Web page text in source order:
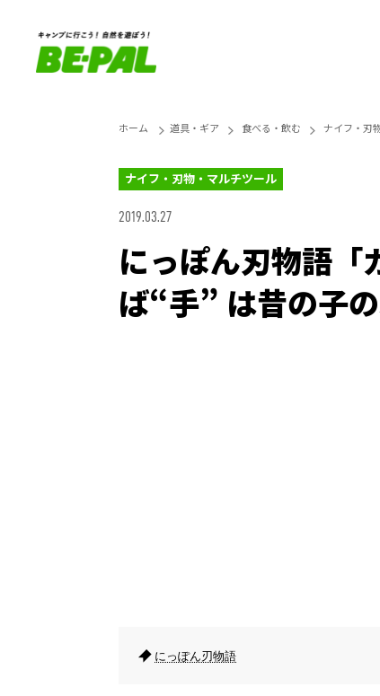
ホーム 道具・ギア 食べる・飲む ナイフ・刃
ナイフ・刃物・マルチツール
2019.03.27
にっぽん刃物語「
ば“手” は昔の子
にっぽん刃物語